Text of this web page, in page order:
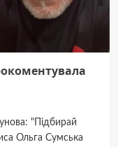
"Підбирай
Ольга Сумська